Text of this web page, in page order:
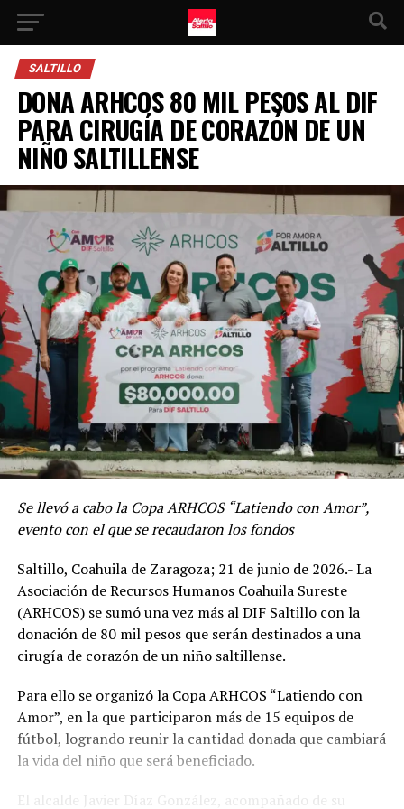
SALTILLO
DONA ARHCOS 80 MIL PESOS AL DIF
PARA CIRUGÍA DE CORAZÓN DE UN
NIÑO SALTILLENSE
Se llevó a cabo la Copa ARHCOS “Latiendo con Amor”,
evento con el que se recaudaron los fondos
Saltillo, Coahuila de Zaragoza; 21 de junio de 2026.- La
Asociación de Recursos Humanos Coahuila Sureste
(ARHCOS) se sumó una vez más al DIF Saltillo con la
donación de 80 mil pesos que serán destinados a una
cirugía de corazón de un niño saltillense.
Para ello se organizó la Copa ARHCOS “Latiendo con
Amor”, en la que participaron más de 15 equipos de
fútbol, logrando reunir la cantidad donada que cambiará
la vida del niño que será beneficiado.
El alcalde Javier Díaz González, acompañado de su